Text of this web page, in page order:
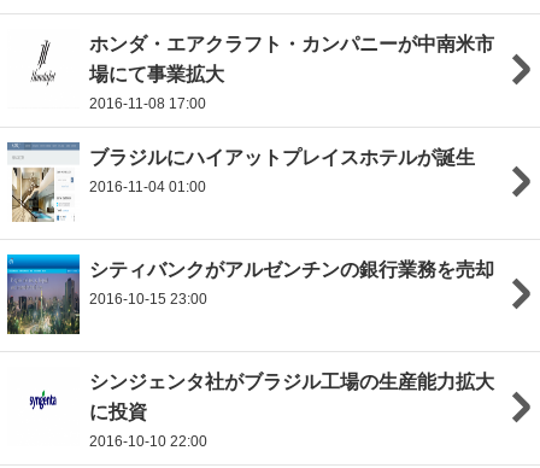
ホンダ・エアクラフト・カンパニーが中南米市
場にて事業拡大
2016-11-08 17:00
ブラジルにハイアットプレイスホテルが誕生
2016-11-04 01:00
シティバンクがアルゼンチンの銀行業務を売却
2016-10-15 23:00
シンジェンタ社がブラジル工場の生産能力拡大
に投資
2016-10-10 22:00